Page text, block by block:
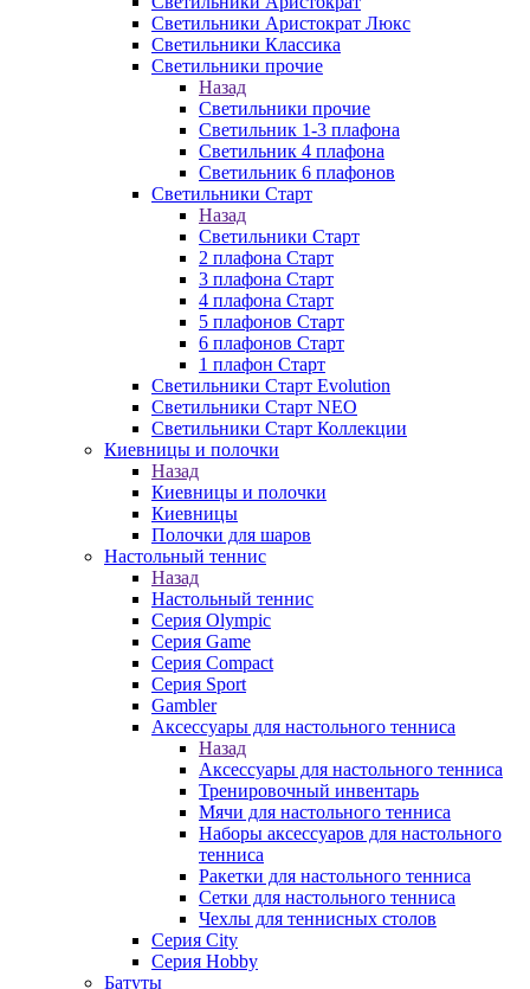
Светильники Аристократ Люкс
Светильники Классика
Светильники прочие
Назад
Светильники прочие
Светильник 1-3 плафона
Светильник 4 плафона
Светильник 6 плафонов
Светильники Старт
Назад
Светильники Старт
2 плафона Старт
3 плафона Старт
4 плафона Старт
5 плафонов Старт
6 плафонов Старт
1 плафон Старт
Светильники Старт Evolution
Светильники Старт NEO
Светильники Старт Коллекции
Киевницы и полочки
Назад
Киевницы и полочки
Киевницы
Полочки для шаров
Настольный теннис
Назад
Настольный теннис
Серия Olympic
Серия Game
Серия Compact
Серия Sport
Gambler
Аксессуары для настольного тенниса
Назад
Аксессуары для настольного тенниса
Тренировочный инвентарь
Мячи для настольного тенниса
Наборы аксессуаров для настольного
тенниса
Ракетки для настольного тенниса
Сетки для настольного тенниса
Чехлы для теннисных столов
Серия City
Серия Hobby
Батуты